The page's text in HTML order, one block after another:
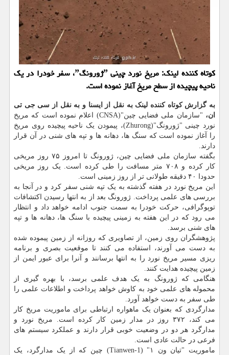
کوتاه کننده لینک: مریخ نورد چینی ˮژورونگˮ، سفر خودرا در یک
ناحیه پیچیده از سطح مریخ آغاز نموده است.
به گزارش کوتاه کننده لینک به نقل از ایسنا و به نقل از سی جی تی
ان،
"سازمان ملی فضایی چین"(CNSA) اعلام نموده است که مریخ
نورد چینی "ژورونگ"(Zhurong)، پیمودن یک ناحیه پیچیده روی مریخ
را آغاز نموده است که سنگ ها، دهانه ها و تپه های شنی در آن قرار
دارند.
بگفته سازمان ملی فضایی چین، ژورونگ تا امروز ۷۵ روز مریخی
کار کرده و ۷۰۸ متر مسافت را طی کرده است. یک روز مریخی
حدودا ۴۰ دقیقه طولانی تر از روز زمینی است.
این مریخ نورد در هفته گذشته به یک تپه شنی سفر کرد و در آنجا به
بررسی های علمی پرداخت. ژورونگ بعد از به انتها رسیدن اکتشافات
توپوگرافی، حرکت خودرا به سمت جنوب ادامه خواهد داد و انتظار
می رود که در این هفته به زمینی پیچیده با سنگ ها، دهانه ها و تپه
های شنی برسد.
پژوهشگران روی زمین، از تصاویری که روزانه از زمین پیموده شده
به دست می آورند، استفاده می کنند تا موقعیت بصری و برنامه
ریزی مسیر مریخ نورد را به انتها برسانند و آنرا برای عبور ایمن از
زمین پیچیده هدایت کنند.
هنگامی که ژورونگ به یک هدف علمی برسد، با بهره گیری از
محموله های علمی خود به کاوش خواهد پرداخت و اطلاعات علمی را
طی سفر به دست خواهد آورد.
مدارگردی که بعنوان یک ماهواره ارتباطی برای ماموریت مریخ کار
می کند، ۳۷۲ روز در مدار زمین کار کرده است. مریخ نورد و
مدارگرد هر دو در وضعیت خوبی قرار دارند و عملکرد سیستم های
فرعی در حالت عادی است.
ماموریت "تیان ون ۱" (Tianwen-1) چین که از یک مدارگرد، یک